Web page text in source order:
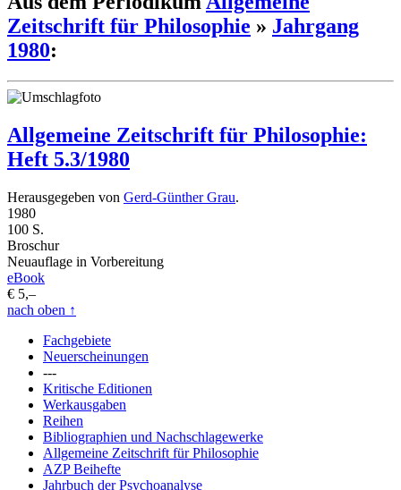
Zeitschrift für Philosophie » Jahrgang
1980:
Allgemeine Zeitschrift für Philosophie:
Heft 5.3/1980
Herausgegeben von Gerd-Günther Grau.
1980
100 S.
Broschur
Neuauflage in Vorbereitung
eBook
€ 5,–
nach oben ↑
Fachgebiete
Neuerscheinungen
---
Kritische Editionen
Werkausgaben
Reihen
Bibliographien und Nachschlagewerke
Allgemeine Zeitschrift für Philosophie
AZP Beihefte
Jahrbuch der Psychoanalyse